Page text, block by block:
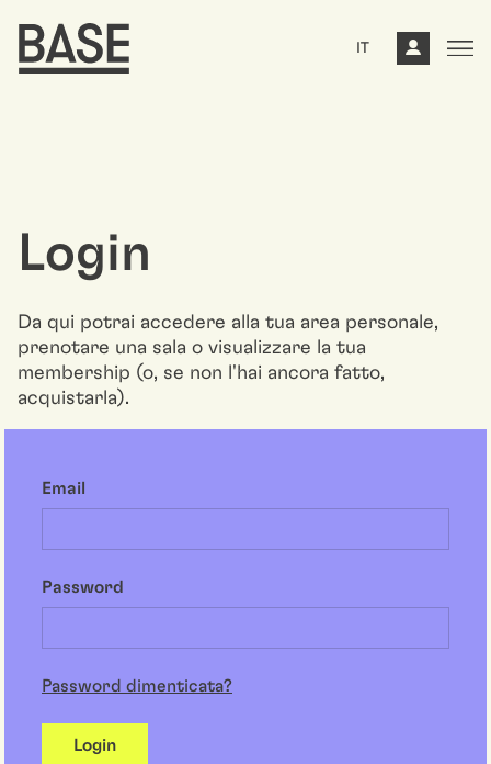
IT
Login
Da qui potrai accedere alla tua area personale,
prenotare una sala o visualizzare la tua
membership (o, se non l'hai ancora fatto,
acquistarla).
Email
Password
Password dimenticata?
Login